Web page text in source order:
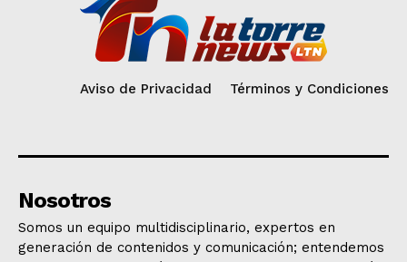
Aviso de Privacidad Términos y Condiciones
Nosotros
Somos un equipo multidisciplinario, expertos en
generación de contenidos y comunicación; entendemos